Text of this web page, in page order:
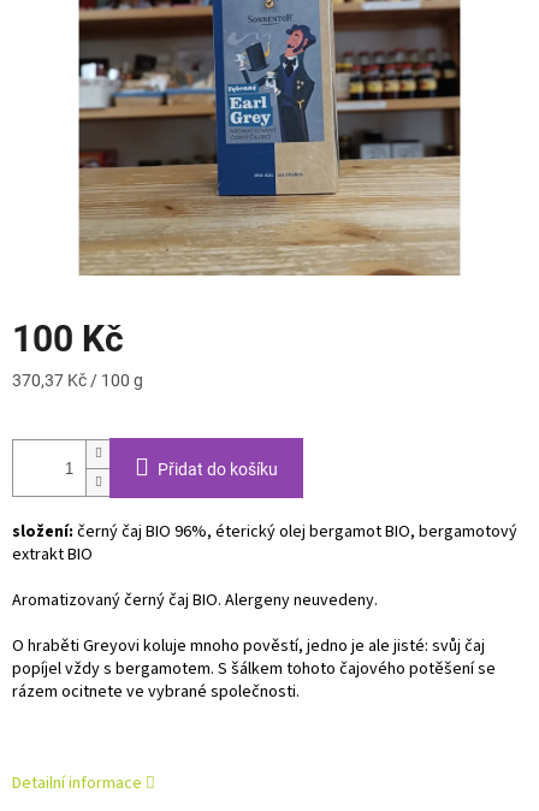
hvězdiček.
100 Kč
Měrná
370,37 Kč / 100 g
Přidat do košíku
složení: černý čaj BIO 96%, éterický olej bergamot BIO, bergamotový
extrakt BIO
Aromatizovaný černý čaj BIO. Alergeny neuvedeny.
O hraběti Greyovi koluje mnoho pověstí, jedno je ale jisté: svůj čaj
popíjel vždy s bergamotem. S šálkem tohoto čajového potěšení se
rázem ocitnete ve vybrané společnosti.
Detailní informace